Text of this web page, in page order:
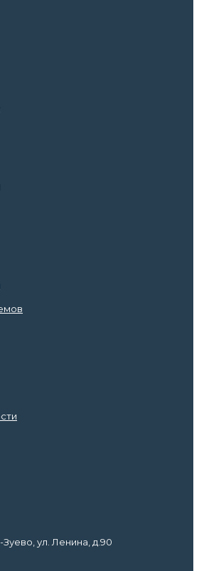
ул. Ленина, д.90